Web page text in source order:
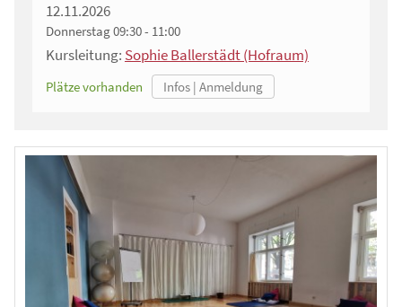
12.11.2026
Donnerstag09:30 - 11:00
Kursleitung: Sophie Ballerstädt (Hofraum)
Plätze vorhanden